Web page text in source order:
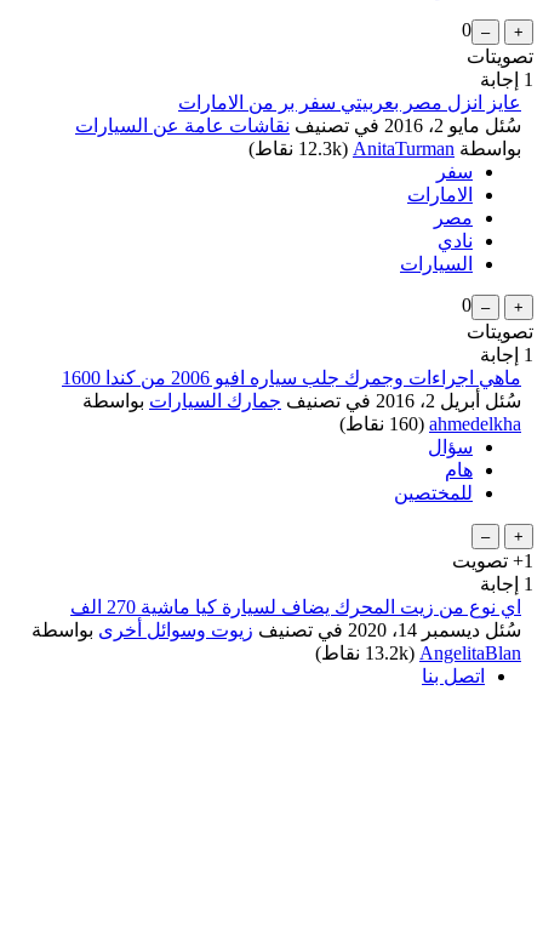
0
تصويتات
1 إجابة
عايز انزل مصر بعربيتي سفر بر من الامارات
سُئل مايو 2، 2016 في تصنيف نقاشات عامة عن السيارات
بواسطة AnitaTurman
(
12.3k نقاط)
سفر
الامارات
مصر
نادي
السيارات
0
تصويتات
1 إجابة
ماهي اجراءات وجمرك جلب سياره افيو 2006 من كندا 1600
سُئل أبريل 2، 2016 في تصنيف جمارك السيارات بواسطة
ahmedelkha
(
160 نقاط)
سؤال
هام
للمختصين
+1 تصويت
1 إجابة
اي نوع من زيت المحرك يضاف لسيارة كيا ماشية 270 الف
سُئل ديسمبر 14، 2020 في تصنيف زيوت وسوائل أخرى بواسطة
AngelitaBlan
(
13.2k نقاط)
اتصل بنا
...